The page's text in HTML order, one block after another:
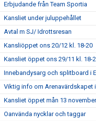
Erbjudande från Team Sportia
Kansliet under juluppehållet
Avtal m SJ/ Idrottsresan
Kansliöppet ons 20/12 kl. 18-20
Kansliet öppet ons 29/11 kl. 18-
Innebandysarg och splitboard i
Viktig info om Arenavärdskapet
Kansliet öppet mån 13
Oanvända nycklar och taggar